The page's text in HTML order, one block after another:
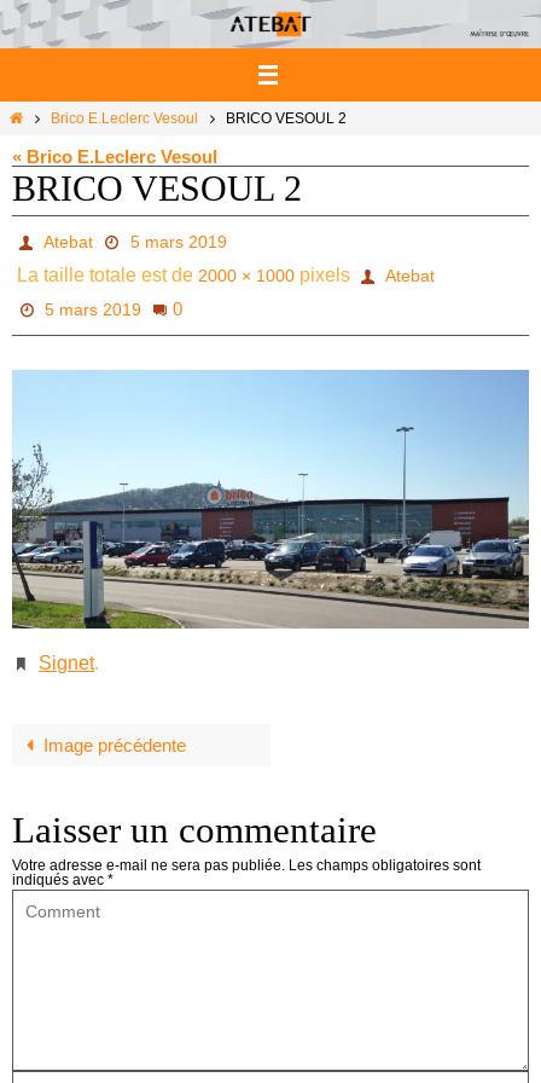
Passer
vers
le
HomeBrico E.Leclerc Vesoul BRICO VESOUL 2
« Brico E.Leclerc Vesoul
BRICO VESOUL 2
Atebat 5 mars 2019
La taille totale est de 2000 × 1000 pixels
Atebat
5 mars 2019
0
Signet.
Image précédente
Laisser un commentaire
Votre adresse e-mail ne sera pas publiée. Les champs obligatoires sont
indiqués avec *